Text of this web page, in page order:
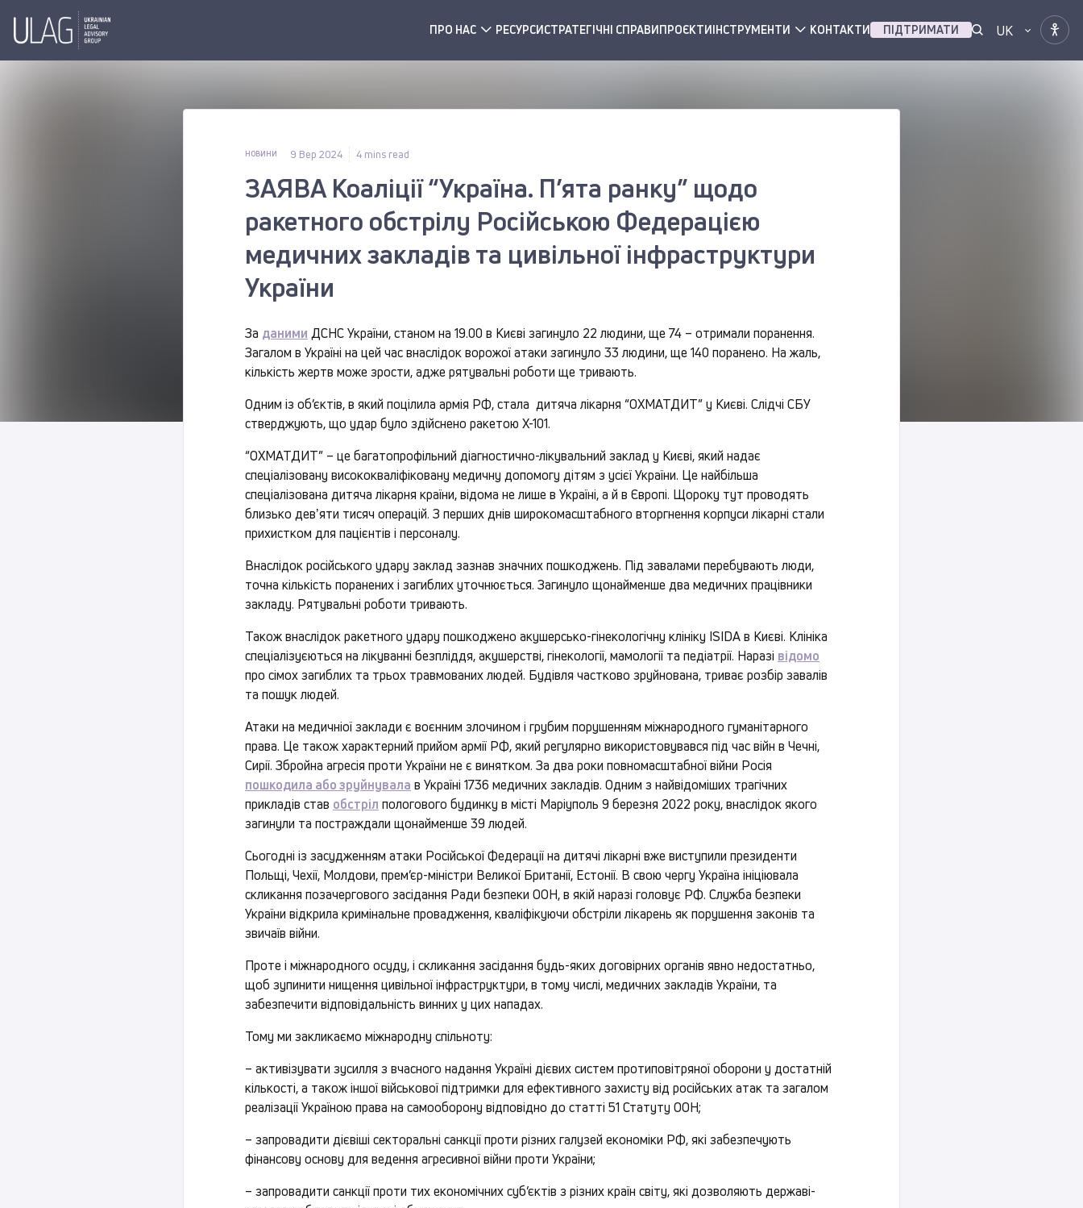
ПРО НАС РЕСУРСИСТРАТЕГІЧНІ СПРАВИПРОЄКТИІНСТРУМЕНТИ КОНТАКТИ ПІДТРИМАТИ UK
НОВИНИ 9 Вер 2024 4 mins read
ЗАЯВА Коаліції “Україна. П’ята ранку” щодо
ракетного обстрілу Російською Федерацією
медичних закладів та цивільної інфраструктури
України
За даними ДСНС України, станом на 19.00 в Києві загинуло 22 людини, ще 74 – отримали поранення.
Загалом в Україні на цей час внаслідок ворожої атаки загинуло 33 людини, ще 140 поранено. На жаль,
кількість жертв може зрости, адже рятувальні роботи ще тривають.
Одним із об’єктів, в який поцілила армія РФ, стала дитяча лікарня “ОХМАТДИТ” у Києві. Слідчі СБУ
стверджують, що удар було здійснено ракетою Х-101.
“ОХМАТДИТ” – це багатопрофільний діагностично-лікувальний заклад у Києві, який надає
спеціалізовану висококваліфіковану медичну допомогу дітям з усієї України. Це найбільша
спеціалізована дитяча лікарня країни, відома не лише в Україні, а й в Європі. Щороку тут проводять
близько девʼяти тисяч операцій. З перших днів широкомасштабного вторгнення корпуси лікарні стали
прихистком для пацієнтів і персоналу.
Внаслідок російського удару заклад зазнав значних пошкоджень. Під завалами перебувають люди,
точна кількість поранених і загиблих уточнюється. Загинуло щонайменше два медичних працівники
закладу. Рятувальні роботи тривають.
Також внаслідок ракетного удару пошкоджено акушерсько-гінекологічну клініку ISIDA в Києві. Клініка
спеціалізуєються на лікуванні безпліддя, акушерстві, гінекології, мамології та педіатрії. Наразі відомо
про сімох загиблих та трьох травмованих людей. Будівля частково зруйнована, триває розбір завалів
та пошук людей.
Атаки на медичніої заклади є воєнним злочином і грубим порушенням міжнародного гуманітарного
права. Це також характерний прийом армії РФ, який регулярно використовувався під час війн в Чечні,
Сирії. Збройна агресія проти України не є винятком. За два роки повномасштабної війни Росія
пошкодила або зруйнувала в Україні 1736 медичних закладів. Одним з найвідоміших трагічних
прикладів став обстріл пологового будинку в місті Маріуполь 9 березня 2022 року, внаслідок якого
загинули та постраждали щонайменше 39 людей.
Сьогодні із засудженням атаки Російської Федерації на дитячі лікарні вже виступили президенти
Польщі, Чехії, Молдови, прем’єр-міністри Великої Британії, Естонії. В свою чергу Україна ініціювала
скликання позачергового засідання Ради безпеки ООН, в якій наразі головує РФ. Служба безпеки
України відкрила кримінальне провадження, кваліфікуючи обстріли лікарень як порушення законів та
звичаїв війни.
Проте і міжнародного осуду, і скликання засідання будь-яких договірних органів явно недостатньо,
щоб зупинити нищення цивільної інфраструктури, в тому числі, медичних закладів України, та
забезпечити відповідальність винних у цих нападах.
Тому ми закликаємо міжнародну спільноту:
– активізувати зусилля з вчасного надання Україні дієвих систем протиповітряної оборони у достатній
кількості, а також іншої військової підтримки для ефективного захисту від російських атак та загалом
реалізації Україною права на самооборону відповідно до статті 51 Статуту ООН;
– запровадити дієвіші секторальні санкції проти різних галузей економіки РФ, які забезпечують
фінансову основу для ведення агресивної війни проти України;
– запровадити санкції проти тих економічних суб’єктів з різних країн світу, які дозволяють державі-